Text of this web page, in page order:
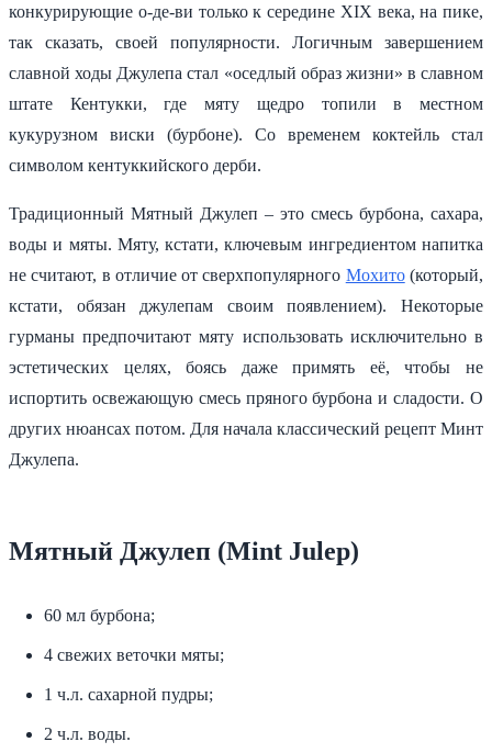
конкурирующие о-де-ви только к середине XIX века, на пике,
так сказать, своей популярности. Логичным завершением
славной ходы Джулепа стал «оседлый образ жизни» в славном
штате Кентукки, где мяту щедро топили в местном
кукурузном виски (бурбоне). Со временем коктейль стал
символом кентуккийского дерби.
Традиционный Мятный Джулеп – это смесь бурбона, сахара,
воды и мяты. Мяту, кстати, ключевым ингредиентом напитка
не считают, в отличие от сверхпопулярного Мохито(который,
кстати, обязан джулепам своим появлением). Некоторые
гурманы предпочитают мяту использовать исключительно в
эстетических целях, боясь даже примять её, чтобы не
испортить освежающую смесь пряного бурбона и сладости. О
других нюансах потом. Для начала классический рецепт Минт
Джулепа.
Мятный Джулеп (Mint Julep)
60 мл бурбона;
4 свежих веточки мяты;
1 ч.л. сахарной пудры;
2 ч.л. воды.